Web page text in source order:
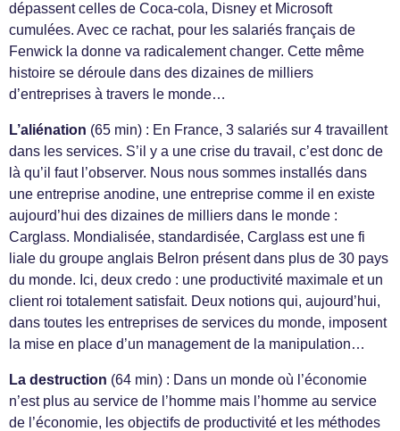
dépassent celles de Coca-cola, Disney et Microsoft
cumulées. Avec ce rachat, pour les salariés français de
Fenwick la donne va radicalement changer. Cette même
histoire se déroule dans des dizaines de milliers
d’entreprises à travers le monde…
L’aliénation (65 min) : En France, 3 salariés sur 4 travaillent
dans les services. S’il y a une crise du travail, c’est donc de
là qu’il faut l’observer. Nous nous sommes installés dans
une entreprise anodine, une entreprise comme il en existe
aujourd’hui des dizaines de milliers dans le monde :
Carglass. Mondialisée, standardisée, Carglass est une fi
liale du groupe anglais Belron présent dans plus de 30 pays
du monde. Ici, deux credo : une productivité maximale et un
client roi totalement satisfait. Deux notions qui, aujourd’hui,
dans toutes les entreprises de services du monde, imposent
la mise en place d’un management de la manipulation…
La destruction (64 min) : Dans un monde où l’économie
n’est plus au service de l’homme mais l’homme au service
de l’économie, les objectifs de productivité et les méthodes